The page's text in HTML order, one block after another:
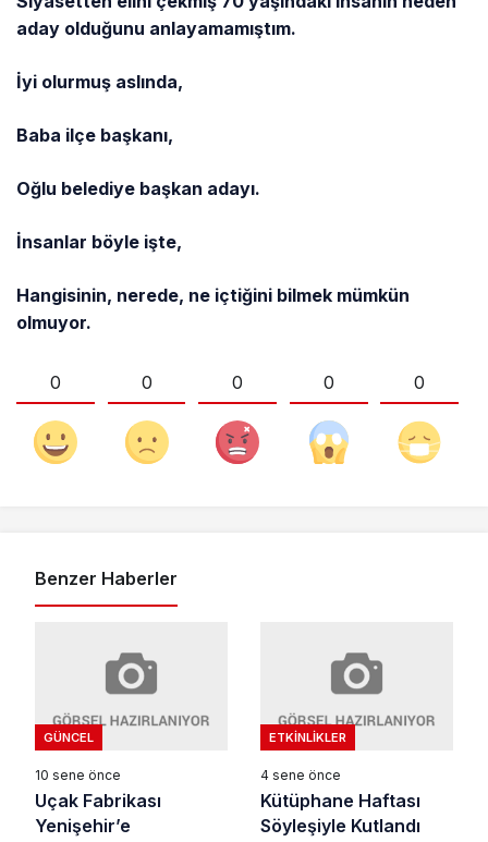
aday olduğunu anlayamamıştım.
İyi olurmuş aslında,
Baba ilçe başkanı,
Oğlu belediye başkan adayı.
İnsanlar böyle işte,
Hangisinin, nerede, ne içtiğini bilmek mümkün
olmuyor.
0 0 0 0 0
Benzer Haberler
GÜNCEL
10 sene önce
Uçak Fabrikası
Yenişehir’e
ETKINLIKLER
4 sene önce
Kütüphane Haftası
Söyleşiyle Kutlandı